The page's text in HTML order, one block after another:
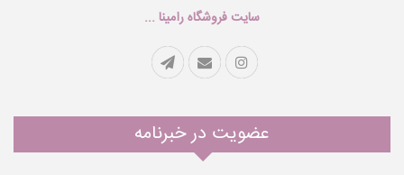
سایت فروشگاه رامینا ...
عضویت در خبرنامه